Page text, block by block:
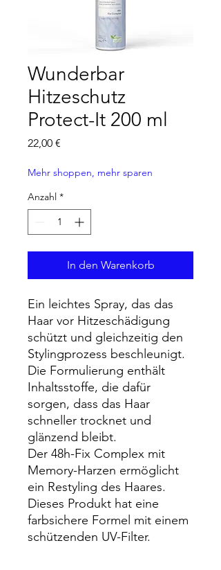
Wunderbar
Hitzeschutz
Protect-It 200 ml
22,00 €
Mehr shoppen, mehr sparen
Anzahl *
In den Warenkorb
Ein leichtes Spray, das das
Haar vor Hitzeschädigung
schützt und gleichzeitig den
Stylingprozess beschleunigt.
Die Formulierung enthält
Inhaltsstoffe, die dafür
sorgen, dass das Haar
schneller trocknet und
glänzend bleibt.
Der 48h-Fix Complex mit
Memory-Harzen ermöglicht
ein Restyling des Haares.
Dieses Produkt hat eine
farbsichere Formel mit einem
schützenden UV-Filter.